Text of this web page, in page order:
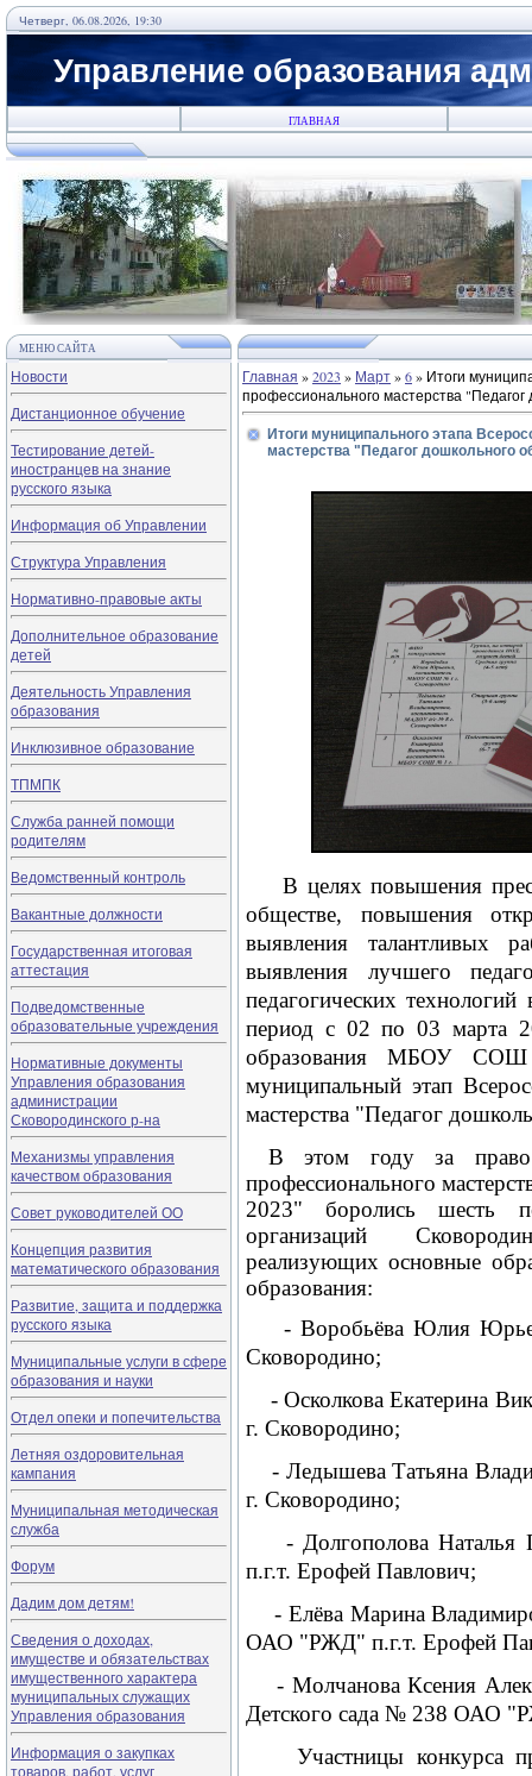
Четверг, 06.08.2026, 19:30
Управление образования
ГЛАВНАЯ
МЕНЮ САЙТА
Новости
Дистанционное обучение
Тестирование детей-
иностранцев на знание
русского языка
Информация об Управлении
Структура Управления
Нормативно-правовые акты
Дополнительное образование
детей
Деятельность Управления
образования
Инклюзивное образование
ТПМПК
Служба ранней помощи
родителям
Ведомственный контроль
Вакантные должности
Государственная итоговая
аттестация
Подведомственные
образовательные учреждения
Нормативные документы
Управления образования
администрации
Сковородинского р-на
Механизмы управления
качеством образования
Совет руководителей ОО
Концепция развития
математического образования
Развитие, защита и поддержка
русского языка
Муниципальные услуги в сфере
образования и науки
Отдел опеки и попечительства
Летняя оздоровительная
кампания
Муниципальная методическая
служба
Форум
Дадим дом детям!
Сведения о доходах,
имуществе и обязательствах
имущественного характера
муниципальных служащих
Управления образования
Информация о закупках
товаров, работ, услуг
Главная »2023 » Март»6» Итоги
профессионального мастерства
Итоги муниципального этапа
мастерства "Педагог дошкольного
В целях повышения
обществе, повышения
выявления талантливых
выявления лучшего
педагогических
период с 02 по 03 марта
образования МБОУ
муниципальный этап
мастерства "Педагог
В этом году за право
профессионального
2023" боролись шесть
организаций
реализующих основные
образования:
- Воробьёва Юлия
Сковородино;
- Осколкова Екатерина
г. Сковородино;
- Ледышева Татьяна
г. Сковородино;
- Долгополова Наталья
п.г.т. Ерофей Павлович;
- Елёва Марина
ОАО "РЖД" п.г.т. Ерофей
- Молчанова Ксения
Детского сада № 238 ОАО
Участницы конкурса